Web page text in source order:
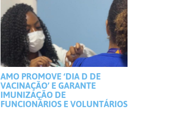
AMO PROMOVE ‘DIA D DE
VACINAÇÃO’ E GARANTE
IMUNIZAÇÃO DE
FUNCIONÁRIOS E VOLUNTÁRIOS